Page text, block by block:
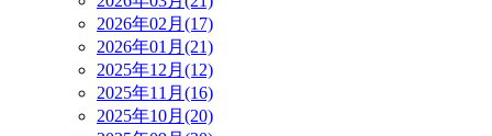
2026年02月(17)
2026年01月(21)
2025年12月(12)
2025年11月(16)
2025年10月(20)